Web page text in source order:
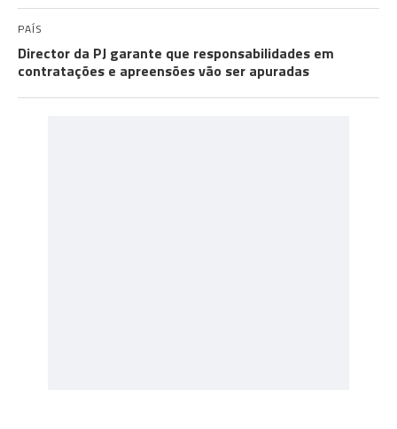
PAÍS
Director da PJ garante que responsabilidades em
contratações e apreensões vão ser apuradas